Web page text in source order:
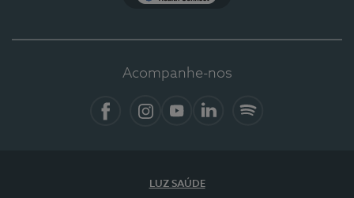
Acompanhe-nos
LUZ SAÚDE